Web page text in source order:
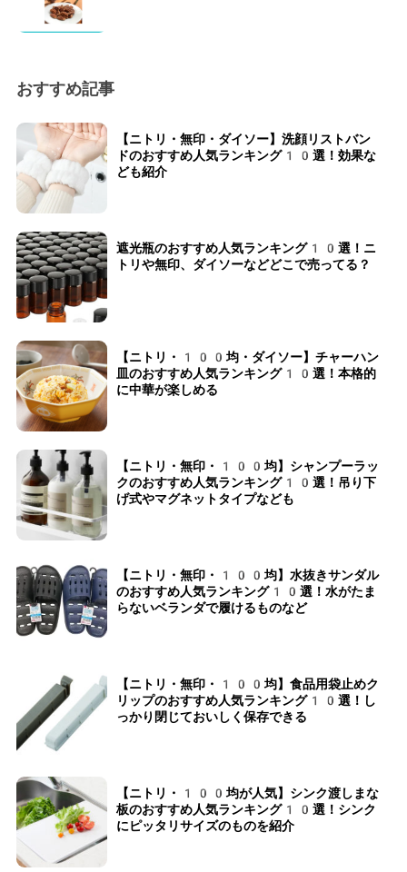
おすすめ記事
【ニトリ・無印・ダイソー】洗顔リストバン
ドのおすすめ人気ランキング10選！効果な
ども紹介
遮光瓶のおすすめ人気ランキング10選！ニ
トリや無印、ダイソーなどどこで売ってる？
【ニトリ・100均・ダイソー】チャーハン
皿のおすすめ人気ランキング10選！本格的
に中華が楽しめる
【ニトリ・無印・100均】シャンプーラッ
クのおすすめ人気ランキング10選！吊り下
げ式やマグネットタイプなども
【ニトリ・無印・100均】水抜きサンダル
のおすすめ人気ランキング10選！水がたま
らないベランダで履けるものなど
【ニトリ・無印・100均】食品用袋止めク
リップのおすすめ人気ランキング10選！し
っかり閉じておいしく保存できる
【ニトリ・100均が人気】シンク渡しまな
板のおすすめ人気ランキング10選！シンク
にピッタリサイズのものを紹介